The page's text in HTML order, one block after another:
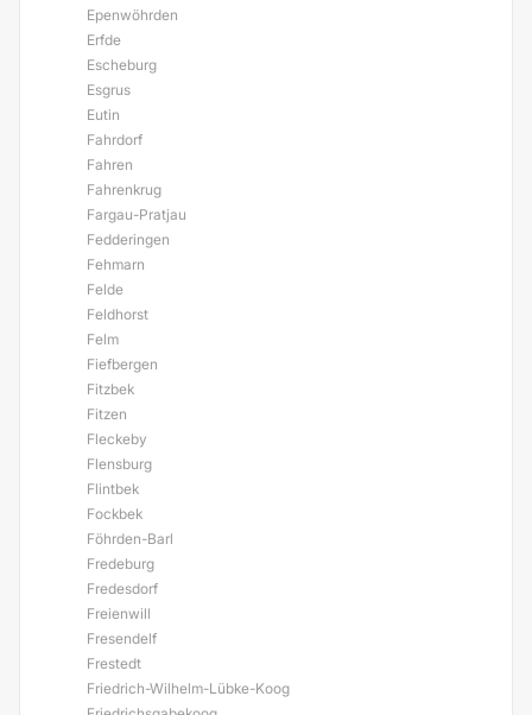
Epenwöhrden
Erfde
Escheburg
Esgrus
Eutin
Fahrdorf
Fahren
Fahrenkrug
Fargau-Pratjau
Fedderingen
Fehmarn
Felde
Feldhorst
Felm
Fiefbergen
Fitzbek
Fitzen
Fleckeby
Flensburg
Flintbek
Fockbek
Föhrden-Barl
Fredeburg
Fredesdorf
Freienwill
Fresendelf
Frestedt
Friedrich-Wilhelm-Lübke-Koog